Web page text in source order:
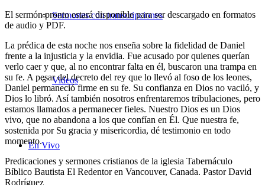
Sermones con transcripciones
Videos
En Vivo
El sermón pronto estará disponible para ser descargado en formatos
de audio y PDF.
La prédica de esta noche nos enseña sobre la fidelidad de Daniel
frente a la injusticia y la envidia. Fue acusado por quienes querían
verlo caer y que, al no encontrar falta en él, buscaron una trampa en
su fe. A pesar del decreto del rey que lo llevó al foso de los leones,
Daniel permaneció firme en su fe. Su confianza en Dios no vaciló, y
Dios lo libró. Así también nosotros enfrentaremos tribulaciones, pero
estamos llamados a permanecer fieles. Nuestro Dios es un Dios
vivo, que no abandona a los que confían en Él. Que nuestra fe,
sostenida por Su gracia y misericordia, dé testimonio en todo
momento.
Predicaciones y sermones cristianos de la iglesia Tabernáculo
Bíblico Bautista El Redentor en Vancouver, Canada. Pastor David
Rodríguez